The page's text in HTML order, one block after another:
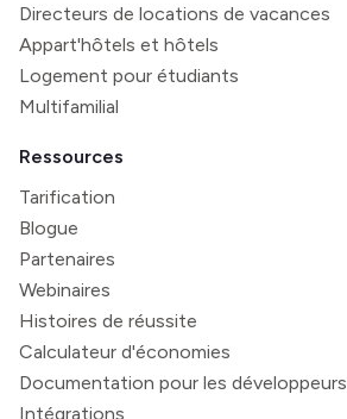
Directeurs de locations de vacances
Appart'hôtels et hôtels
Logement pour étudiants
Multifamilial
Ressources
Tarification
Blogue
Partenaires
Webinaires
Histoires de réussite
Calculateur d'économies
Documentation pour les développeurs
Intégrations